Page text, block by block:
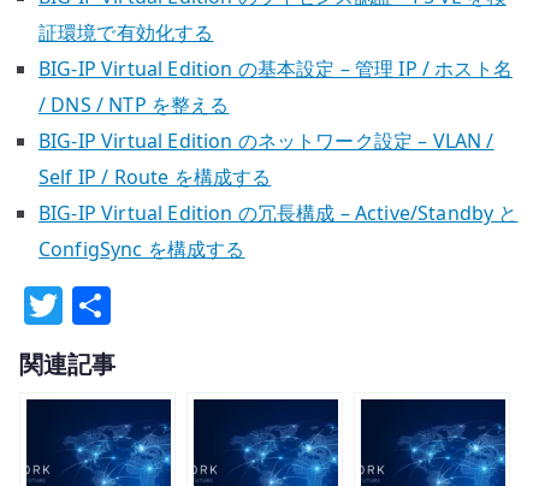
証環境で有効化する
BIG-IP Virtual Edition の基本設定 – 管理 IP / ホスト名
/ DNS / NTP を整える
BIG-IP Virtual Edition のネットワーク設定 – VLAN /
Self IP / Route を構成する
BIG-IP Virtual Edition の冗長構成 – Active/Standby と
ConfigSync を構成する
T
w
it
te
r
有
関連記事